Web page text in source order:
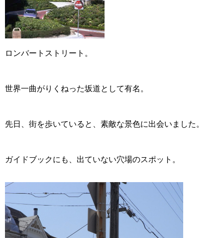
ロンバートストリート。
世界一曲がりくねった坂道として有名。
先日、街を歩いていると、素敵な景色に出会いました。
ガイドブックにも、出ていない穴場のスポット。